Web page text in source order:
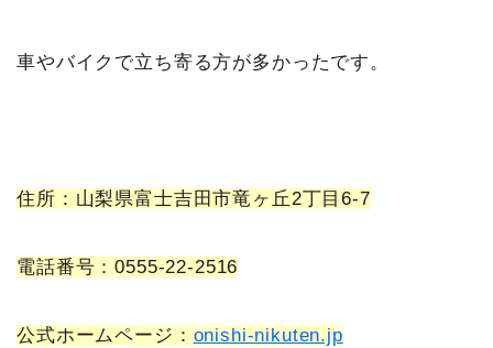
車やバイクで立ち寄る方が多かったです。
住所：山梨県富士吉田市竜ヶ丘2丁目6-7
電話番号：0555-22-2516
公式ホームページ： onishi-nikuten.jp